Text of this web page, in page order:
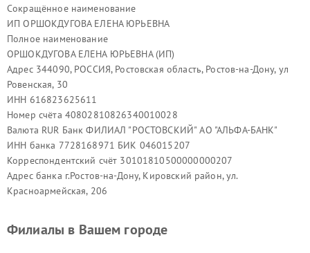
Сокращённое наименование
ИП ОРШОКДУГОВА ЕЛЕНА ЮРЬЕВНА
Полное наименование
ОРШОКДУГОВА ЕЛЕНА ЮРЬЕВНА (ИП)
Адрес 344090, РОССИЯ, Ростовская область, Ростов-на-Дону, ул
Ровенская, 30
ИНН 616823625611
Номер счёта 40802810826340010028
Валюта RUR Банк ФИЛИАЛ "РОСТОВСКИЙ" АО "АЛЬФА-БАНК"
ИНН банка 7728168971 БИК 046015207
Корреспондентский счёт 30101810500000000207
Адрес банка г.Ростов-на-Дону, Кировский район, ул.
Красноармейская, 206
Филиалы в Вашем городе